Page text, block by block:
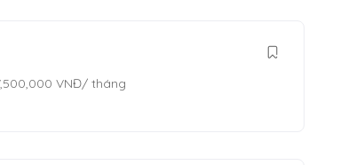
VNĐ/ tháng